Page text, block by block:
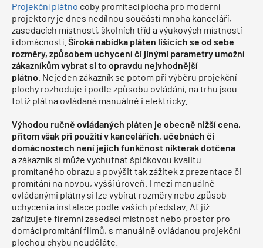
Projekční plátno coby promítací plocha pro moderní
projektory je dnes nedílnou součástí mnoha kanceláří,
zasedacích místností, školních tříd a výukových místností
i domácností. Široká nabídka pláten lišících se od sebe
rozměry, způsobem uchycení či jinými parametry umožní
zákazníkům vybrat si to opravdu nejvhodnější
plátno . Nejeden zákazník se potom při výběru projekční
plochy rozhoduje i podle způsobu ovládání, na trhu jsou
totiž plátna ovládaná manuálně i elektricky.
Výhodou ručně ovládaných pláten je obecně nižší cena,
přitom však při použití v kancelářích, učebnách či
domácnostech není jejich funkčnost nikterak dotčena
a zákazník si může vychutnat špičkovou kvalitu
promítaného obrazu a povýšit tak zážitek z prezentace či
promítání na novou, vyšší úroveň. I mezi manuálně
ovládanými plátny si lze vybírat rozměry nebo způsob
uchycení a instalace podle vašich představ. Ať již
zařizujete firemní zasedací místnost nebo prostor pro
domácí promítání filmů, s manuálně ovládanou projekční
plochou chybu neuděláte.